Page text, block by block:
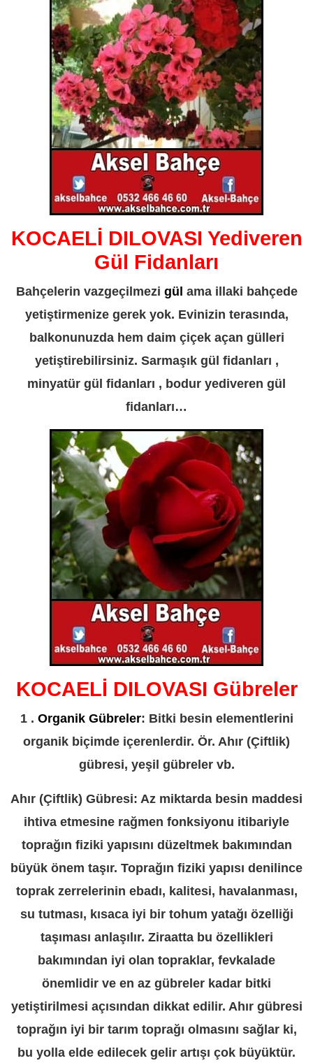
KOCAELİ DILOVASI Yediveren
Gül Fidanları
Bahçelerin vazgeçilmezi gül ama illaki bahçede
yetiştirmenize gerek yok. Evinizin terasında,
balkonunuzda hem daim çiçek açan gülleri
yetiştirebilirsiniz. Sarmaşık gül fidanları ,
minyatür gül fidanları , bodur yediveren gül
fidanları…
KOCAELİ DILOVASI Gübreler
1 . Organik Gübreler: Bitki besin elementlerini
organik biçimde içerenlerdir. Ör. Ahır (Çiftlik)
gübresi, yeşil gübreler vb.
Ahır (Çiftlik) Gübresi: Az miktarda besin maddesi
ihtiva etmesine rağmen fonksiyonu itibariyle
toprağın fiziki yapısını düzeltmek bakımından
büyük önem taşır. Toprağın fiziki yapısı denilince
toprak zerrelerinin ebadı, kalitesi, havalanması,
su tutması, kısaca iyi bir tohum yatağı özelliği
taşıması anlaşılır. Ziraatta bu özellikleri
bakımından iyi olan topraklar, fevkalade
önemlidir ve en az gübreler kadar bitki
yetiştirilmesi açısından dikkat edilir. Ahır gübresi
toprağın iyi bir tarım toprağı olmasını sağlar ki,
bu yolla elde edilecek gelir artışı çok büyüktür.